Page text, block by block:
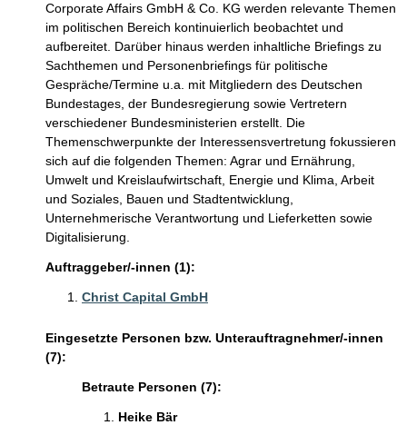
Corporate Affairs GmbH & Co. KG werden relevante Themen
im politischen Bereich kontinuierlich beobachtet und
aufbereitet. Darüber hinaus werden inhaltliche Briefings zu
Sachthemen und Personenbriefings für politische
Gespräche/Termine u.a. mit Mitgliedern des Deutschen
Bundestages, der Bundesregierung sowie Vertretern
verschiedener Bundesministerien erstellt. Die
Themenschwerpunkte der Interessensvertretung fokussieren
sich auf die folgenden Themen: Agrar und Ernährung,
Umwelt und Kreislaufwirtschaft, Energie und Klima, Arbeit
und Soziales, Bauen und Stadtentwicklung,
Unternehmerische Verantwortung und Lieferketten sowie
Digitalisierung.
Auftraggeber/-innen (1):
Christ Capital GmbH
Eingesetzte Personen bzw. Unterauftragnehmer/-innen
(7):
Betraute Personen (7):
Heike Bär